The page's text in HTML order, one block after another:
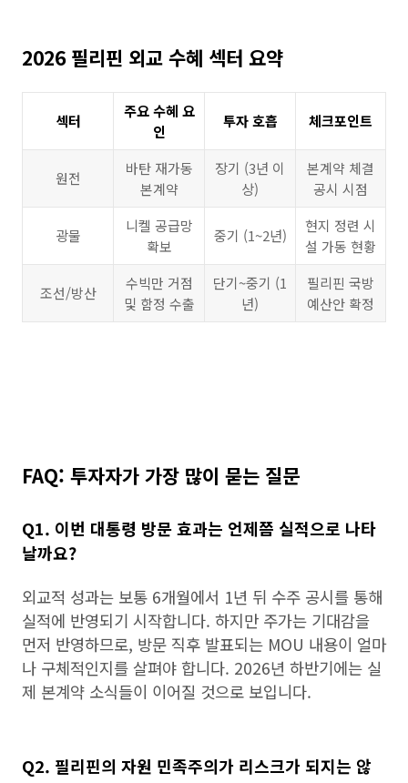
2026 필리핀 외교 수혜 섹터 요약
섹터
주요 수혜 요
인
투자 호흡 체크포인트
원전
바탄 재가동
본계약
장기 (3년 이
상)
본계약 체결
공시 시점
광물
니켈 공급망
확보
중기 (1~2년)
현지 정련 시
설 가동 현황
조선/방산
수빅만 거점
및 함정 수출
단기~중기 (1
년)
필리핀 국방
예산안 확정
FAQ: 투자자가 가장 많이 묻는 질문
Q1. 이번 대통령 방문 효과는 언제쯤 실적으로 나타
날까요?
외교적 성과는 보통 6개월에서 1년 뒤 수주 공시를 통해
실적에 반영되기 시작합니다. 하지만 주가는 기대감을
먼저 반영하므로, 방문 직후 발표되는 MOU 내용이 얼마
나 구체적인지를 살펴야 합니다. 2026년 하반기에는 실
제 본계약 소식들이 이어질 것으로 보입니다.
Q2. 필리핀의 자원 민족주의가 리스크가 되지는 않